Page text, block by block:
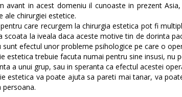
avant in acest domeniu il cunoaste in prezent
ale chirurgiei estetice.
care recurgem la chirurgia estetica pot fi
scoata la iveala daca aceste motive tin de dorinta
sunt efectul unor probleme psihologice pe care o
estetica trebuie facuta numai pentru sine insusi, nu
a unui grup, sau in speranta ca efectul acestei
estetica va poate ajuta sa pareti mai tanar, va
persoana.